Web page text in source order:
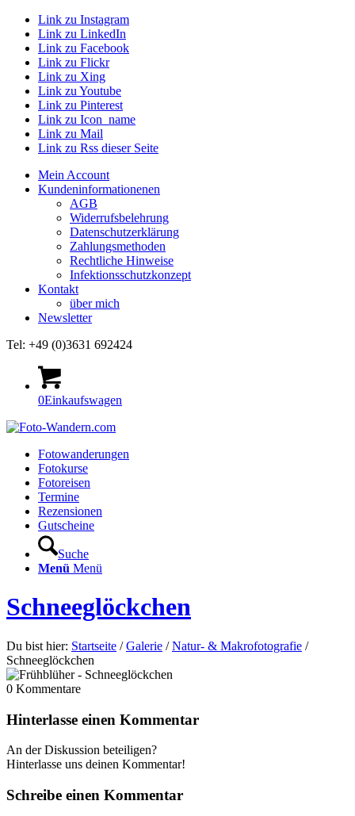
Link zu Instagram
Link zu LinkedIn
Link zu Facebook
Link zu Flickr
Link zu Xing
Link zu Youtube
Link zu Pinterest
Link zu Icon_name
Link zu Mail
Link zu Rss dieser Seite
Mein Account
Kundeninformationenen
AGB
Widerrufsbelehrung
Datenschutzerklärung
Zahlungsmethoden
Rechtliche Hinweise
Infektionsschutzkonzept
Kontakt
über mich
Newsletter
Tel: +49 (0)3631 692424
0Einkaufswagen
Fotowanderungen
Fotokurse
Fotoreisen
Termine
Rezensionen
Gutscheine
Suche
Menü Menü
Schneeglöckchen
Du bist hier: Startseite / Galerie / Natur- & Makrofotografie /
Schneeglöckchen
0 Kommentare
Hinterlasse einen Kommentar
An der Diskussion beteiligen?
Hinterlasse uns deinen Kommentar!
Schreibe einen Kommentar